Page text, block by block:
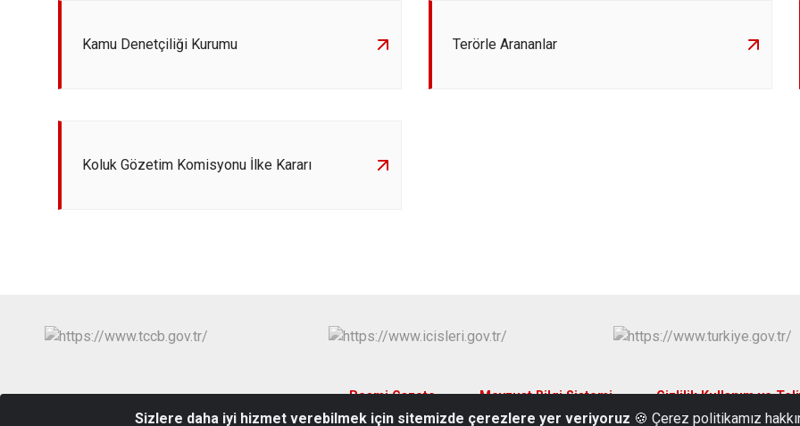
Kamu Denetçiliği Kurumu Terörle Arananlar
Koluk Gözetim Komisyonu İlke Kararı
Resmi Gazete Mevzuat Bilgi Sistemi Gizlilik Kullanım ve
Sizlere daha iyi hizmet verebilmek için sitemizde çerezlere yer veriyoruz 🍪 Çerez politikamız